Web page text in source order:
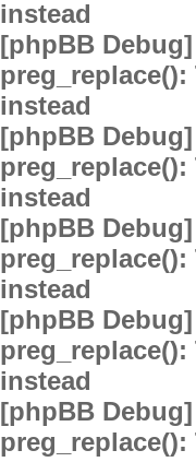
instead
[phpBB
instead
[phpBB
instead
[phpBB
instead
[phpBB
instead
[phpBB